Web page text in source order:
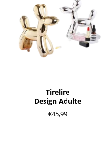
Tirelire
Design Adulte
Prix
€45,99